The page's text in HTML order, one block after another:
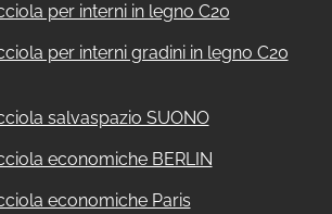
per interni in legno C20
per interni gradini in legno C20
salvaspazio SUONO
economiche BERLIN
economiche Paris